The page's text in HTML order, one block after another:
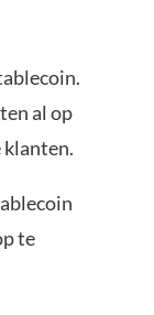
al op
klanten.
te